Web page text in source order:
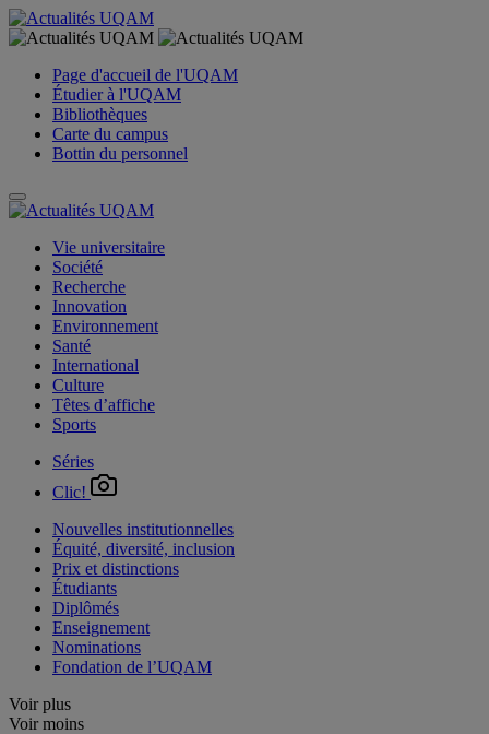
Page d'accueil de l'UQAM
Étudier à l'UQAM
Bibliothèques
Carte du campus
Bottin du personnel
Vie universitaire
Société
Recherche
Innovation
Environnement
Santé
International
Culture
Têtes d’affiche
Sports
Séries
Clic!
Nouvelles institutionnelles
Équité, diversité, inclusion
Prix et distinctions
Étudiants
Diplômés
Enseignement
Nominations
Fondation de l’UQAM
Voir plus
Voir moins